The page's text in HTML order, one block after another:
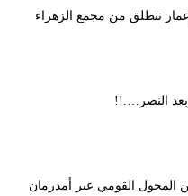
تنطلق من مجمع الزهراء
النصر….!!
المحول القومي عبر أمدرمان